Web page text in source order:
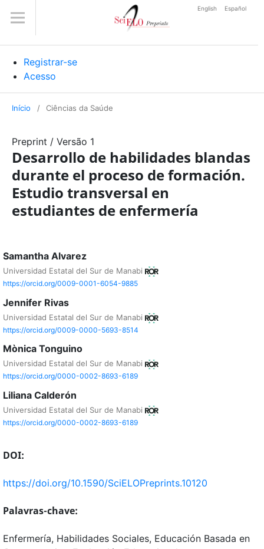
Registrar-se
Acesso
English Español
Início / Ciências da Saúde
Preprint / Versão 1
Desarrollo de habilidades blandas
durante el proceso de formación.
Estudio transversal en
estudiantes de enfermería
Samantha Alvarez
Universidad Estatal del Sur de Manabi
https://orcid.org/0009-0001-6054-9885
Jennifer Rivas
Universidad Estatal del Sur de Manabi
https://orcid.org/0009-0000-5693-8514
Mònica Tonguino
Universidad Estatal del Sur de Manabi
https://orcid.org/0000-0002-8693-6189
Liliana Calderón
Universidad Estatal del Sur de Manabi
https://orcid.org/0000-0002-8693-6189
DOI:
https://doi.org/10.1590/SciELOPreprints.10120
Palavras-chave:
Enfermería, Habilidades Sociales, Educación Basada en